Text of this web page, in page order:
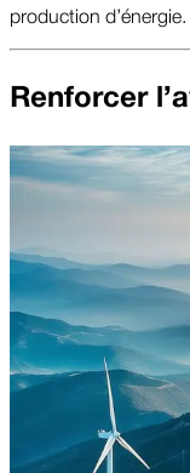
production d’énergie.
Renforcer